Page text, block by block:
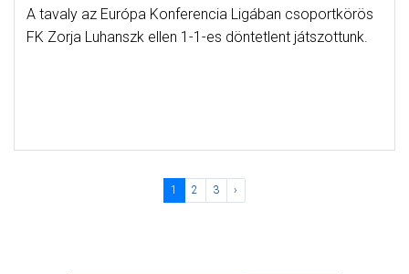
A tavaly az Európa Konferencia Ligában csoportkörös
FK Zorja Luhanszk ellen 1-1-es döntetlent játszottunk.
1 2 3 ›